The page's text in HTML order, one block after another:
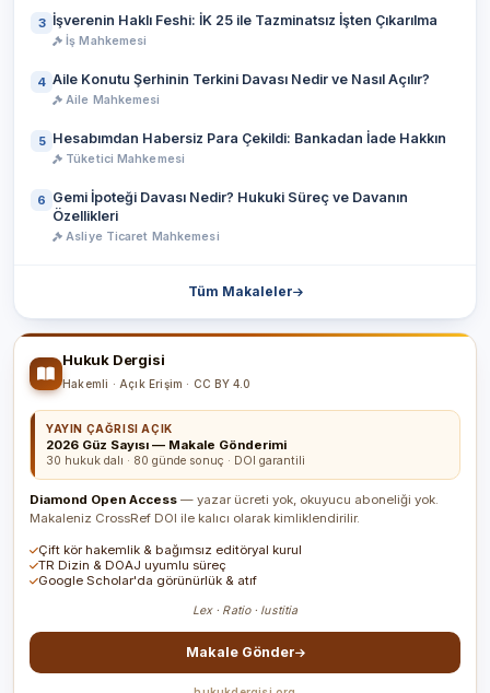
3 İşverenin Haklı Feshi: İK 25 ile Tazminatsız İşten Çıkarılma
İş Mahkemesi
4 Aile Konutu Şerhinin Terkini Davası Nedir ve Nasıl Açılır?
Aile Mahkemesi
5 Hesabımdan Habersiz Para Çekildi: Bankadan İade Hakkın
Tüketici Mahkemesi
6 Gemi İpoteği Davası Nedir? Hukuki Süreç ve Davanın
Özellikleri
Asliye Ticaret Mahkemesi
Tüm Makaleler
Hukuk Dergisi
Hakemli · Açık Erişim · CC BY 4.0
YAYIN ÇAĞRISI AÇIK
2026 Güz Sayısı — Makale Gönderimi
30 hukuk dalı · 80 günde sonuç · DOI garantili
Diamond Open Access — yazar ücreti yok, okuyucu aboneliği yok.
Makaleniz CrossRef DOI ile kalıcı olarak kimliklendirilir.
Çift kör hakemlik & bağımsız editöryal kurul
TR Dizin & DOAJ uyumlu süreç
Google Scholar'da görünürlük & atıf
Lex · Ratio · Iustitia
Makale Gönder